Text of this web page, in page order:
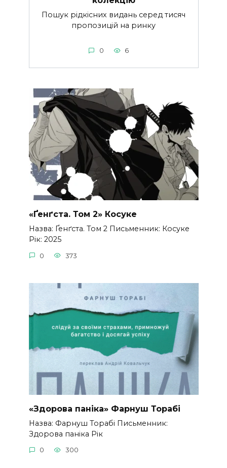
Пошук рідкісних видань серед тисяч
пропозицій на ринку
0 6
«Ґенґста. Том 2» Косуке
Назва: Ґенґста. Том 2 Письменник: Косуке
Рік: 2025
0 373
«Здорова паніка» Фарнуш Торабі
Назва: Фарнуш Торабі Письменник:
Здорова паніка Рік
0 300